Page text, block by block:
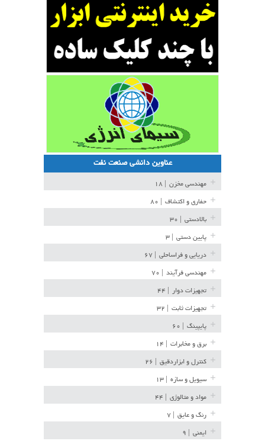
عناوین دانشی صنعت نفت
مهندسی مخزن
حفاری و اکتشاف
بالادستی
پایین دستی
دریایی و فراساحلی
مهندسی فرآیند
تجهیزات دوار
تجهیزات ثابت
پایپینگ
برق و مخابرات
کنترل و ابزاردقیق
سیویل و سازه
مواد و متالوژی
رنگ و عایق
ایمنی